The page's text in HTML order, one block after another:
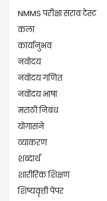
NMMS परीक्षा सराव टेस्ट
कला
कार्यानुभव
नवोदय
नवोदय गणित
नवोदय भाषा
मराठी निबंध
योगासने
व्याकरण
शब्दार्थ
शारीरिक शिक्षण
शिष्यवृत्ती पेपर